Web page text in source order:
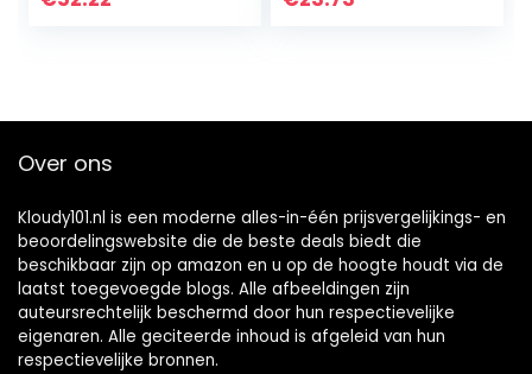
Over ons
Kloudy101.nl is een moderne alles-in-één prijsvergelijkings- en
beoordelingswebsite die de beste deals biedt die
beschikbaar zijn op amazon en u op de hoogte houdt via de
laatst toegevoegde blogs. Alle afbeeldingen zijn
auteursrechtelijk beschermd door hun respectievelijke
eigenaren. Alle geciteerde inhoud is afgeleid van hun
respectievelijke bronnen.